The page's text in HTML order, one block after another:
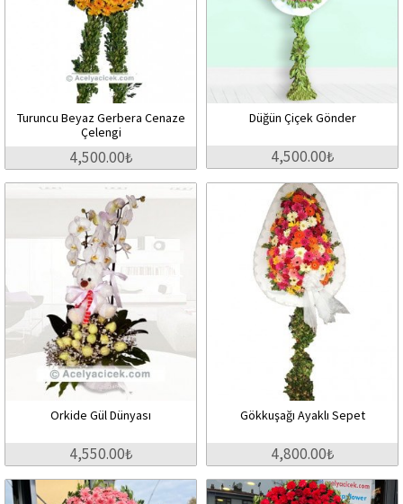
Turuncu Beyaz Gerbera Cenaze
Çelengi
4,500.00₺
Düğün Çiçek Gönder
4,500.00₺
Orkide Gül Dünyası
4,550.00₺
Gökkuşağı Ayaklı Sepet
4,800.00₺